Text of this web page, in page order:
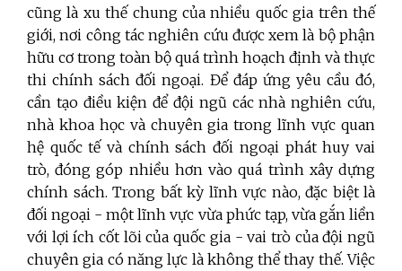
cũng là xu thế chung của nhiều quốc gia trên thế
giới, nơi công tác nghiên cứu được xem là bộ phận
hữu cơ trong toàn bộ quá trình hoạch định và thực
thi chính sách đối ngoại. Để đáp ứng yêu cầu đó,
cần tạo điều kiện để đội ngũ các nhà nghiên cứu,
nhà khoa học và chuyên gia trong lĩnh vực quan
hệ quốc tế và chính sách đối ngoại phát huy vai
trò, đóng góp nhiều hơn vào quá trình xây dựng
chính sách. Trong bất kỳ lĩnh vực nào, đặc biệt là
đối ngoại - một lĩnh vực vừa phức tạp, vừa gắn liền
với lợi ích cốt lõi của quốc gia - vai trò của đội ngũ
chuyên gia có năng lực là không thể thay thế. Việc